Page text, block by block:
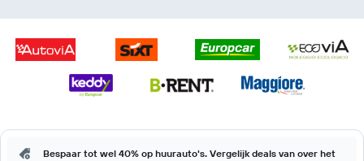
Bespaar tot wel 40% op huurauto's. Vergelijk deals van over het